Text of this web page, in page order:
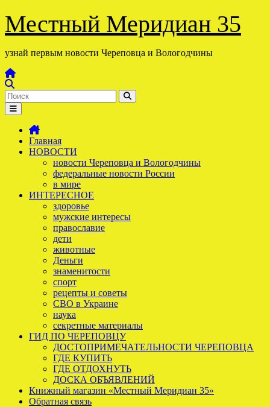
Перейти
содержимому
Местный Меридиан 35
узнай первым новости Череповца и Вологодчины
Главная
НОВОСТИ
новости Череповца и Вологодчины
федеральные новости России
в мире
ИНТЕРЕСНОЕ
здоровье
мужские интересы
православие
дети
животные
Деньги
знаменитости
спорт
рецепты и советы
СВО в Украине
наука
секретные материалы
ГИД ПО ЧЕРЕПОВЦУ
ДОСТОПРИМЕЧАТЕЛЬНОСТИ ЧЕРЕПОВЦА
ГДЕ КУПИТЬ
ГДЕ ОТДОХНУТЬ
ДОСКА ОБЪЯВЛЕНИЙ
Книжный магазин «Местный Меридиан 35»
Обратная связь